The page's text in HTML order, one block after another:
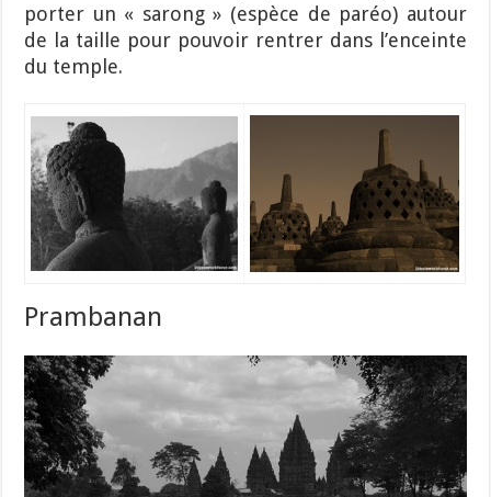
porter un « sarong » (espèce de paréo) autour
de la taille pour pouvoir rentrer dans l’enceinte
du temple.
Prambanan